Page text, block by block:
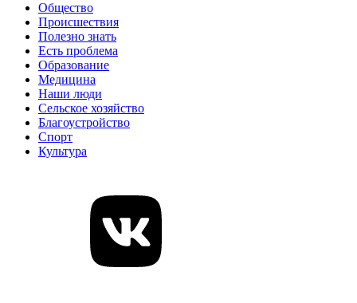
Общество
Происшествия
Полезно знать
Есть проблема
Образование
Медицина
Наши люди
Сельское хозяйство
Благоустройство
Спорт
Культура